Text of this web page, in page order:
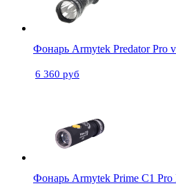
Фонарь Armytek Predator Pro
6 360 руб
Фонарь Armytek Prime C1 Pro